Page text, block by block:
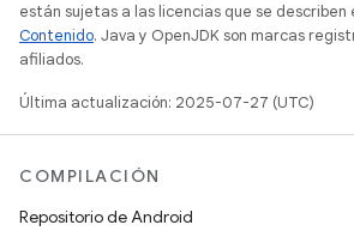
están sujetas a las licencias que se describen
Contenido. Java y OpenJDK son marcas
afiliados.
Última actualización: 2025-07-27 (UTC)
COMPILACIÓN
Repositorio de Android